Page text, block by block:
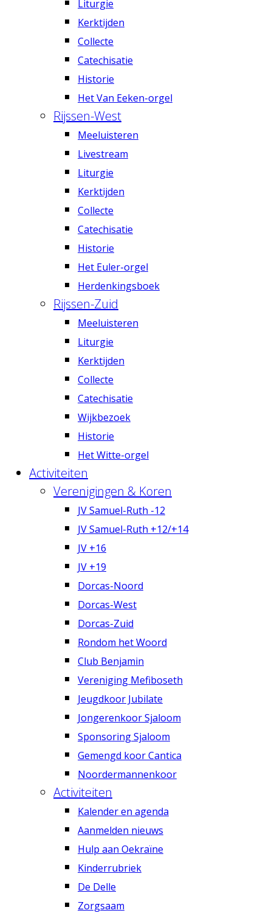
Liturgie
Kerktijden
Collecte
Catechisatie
Historie
Het Van Eeken-orgel
Rijssen-West
Meeluisteren
Livestream
Liturgie
Kerktijden
Collecte
Catechisatie
Historie
Het Euler-orgel
Herdenkingsboek
Rijssen-Zuid
Meeluisteren
Liturgie
Kerktijden
Collecte
Catechisatie
Wijkbezoek
Historie
Het Witte-orgel
Activiteiten
Verenigingen & Koren
JV Samuel-Ruth -12
JV Samuel-Ruth +12/+14
JV +16
JV +19
Dorcas-Noord
Dorcas-West
Dorcas-Zuid
Rondom het Woord
Club Benjamin
Vereniging Mefiboseth
Jeugdkoor Jubilate
Jongerenkoor Sjaloom
Sponsoring Sjaloom
Gemengd koor Cantica
Noordermannenkoor
Activiteiten
Kalender en agenda
Aanmelden nieuws
Hulp aan Oekraïne
Kinderrubriek
De Delle
Zorgsaam